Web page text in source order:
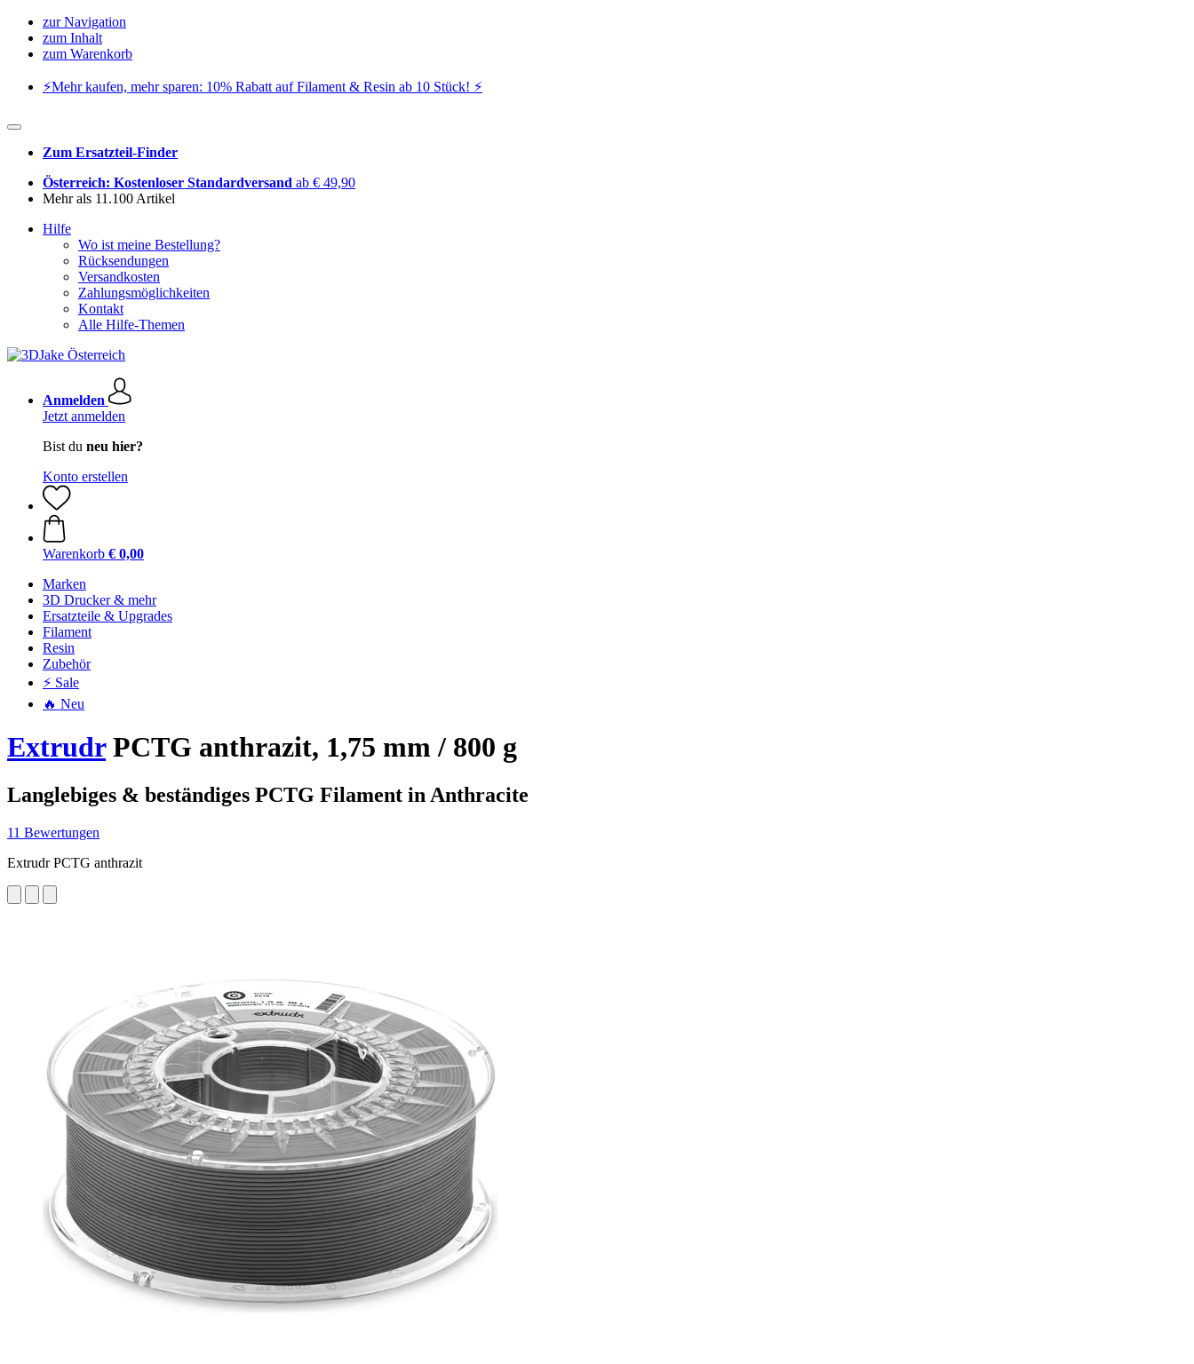
zur Navigation
zum Inhalt
zum Warenkorb
⚡️Mehr kaufen, mehr sparen: 10% Rabatt auf Filament & Resin ab 10 Stück! ⚡️
Zum Ersatzteil-Finder
Österreich: Kostenloser Standardversand ab € 49,90
Mehr als 11.100 Artikel
Hilfe
Wo ist meine Bestellung?
Rücksendungen
Versandkosten
Zahlungsmöglichkeiten
Kontakt
Alle Hilfe-Themen
Anmelden
Jetzt anmelden
Bist du neu hier?
Konto erstellen
Warenkorb € 0,00
Marken
3D Drucker & mehr
Ersatzteile & Upgrades
Filament
Resin
Zubehör
⚡ Sale
🔥 Neu
ExtrudrPCTG anthrazit, 1,75 mm / 800 g
Langlebiges & beständiges PCTG Filament in Anthracite
11 Bewertungen
Extrudr PCTG anthrazit